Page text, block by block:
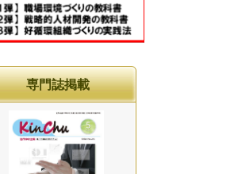
専門誌掲載